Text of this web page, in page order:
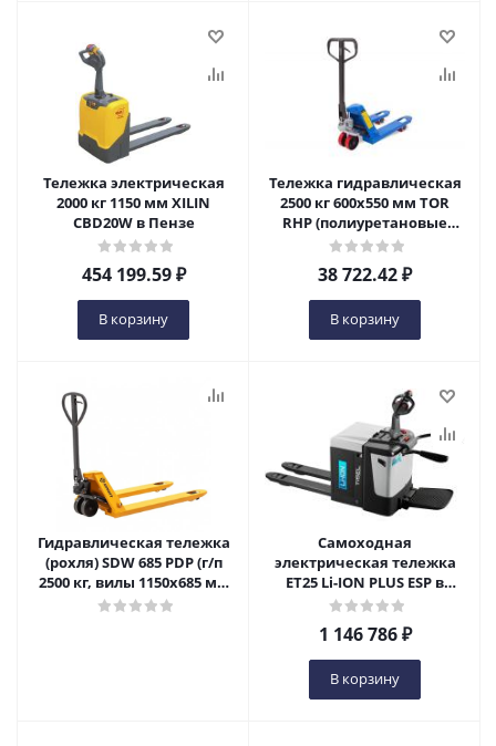
Тележка электрическая
2000 кг 1150 мм XILIN
CBD20W в Пензе
454 199.59₽
В корзину
Тележка гидравлическая
2500 кг 600х550 мм TOR
RHP (полиуретановые
колеса) в Пензе
38 722.42₽
В корзину
Гидравлическая тележка
(рохля) SDW 685 PDP (г/п
2500 кг, вилы 1150x685 мм
мм) SMART в Пензе
Самоходная
электрическая тележка
ET25 Li-ION PLUS ESP в
Пензе
1 146 786₽
В корзину